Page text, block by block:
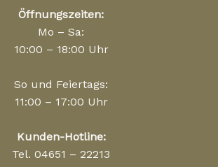
Öffnungszeiten:
Mo – Sa:
10:00 – 18:00 Uhr
So und Feiertags:
11:00 – 17:00 Uhr
Kunden-Hotline:
Tel. 04651 – 22213